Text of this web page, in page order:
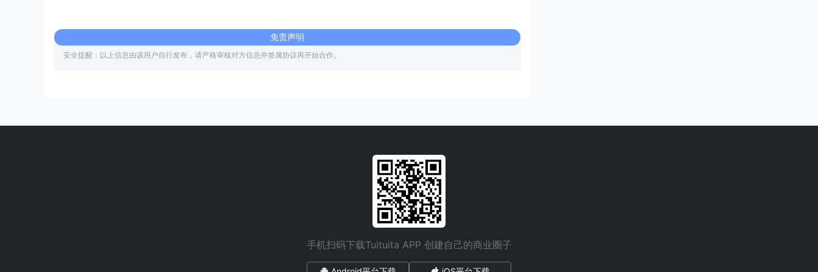
免责声明
安全提醒：以上信息由该用户自行发布，请严格审核对方信息并签属协议再开始合作。
手机扫码下载Tuituita APP 创建自己的商业圈子